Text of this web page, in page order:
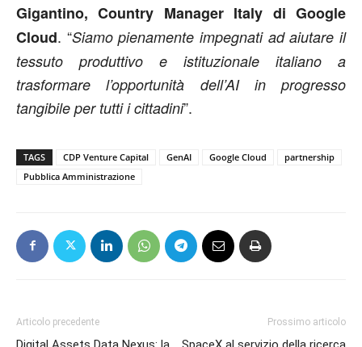
Gigantino, Country Manager Italy di Google
Cloud. “Siamo pienamente impegnati ad aiutare il
tessuto produttivo e istituzionale italiano a
trasformare l’opportunità dell’AI in progresso
tangibile per tutti i cittadini”.
TAGS CDP Venture Capital GenAI Google Cloud
partnership
Pubblica Amministrazione
Articolo precedente Prossimo articolo